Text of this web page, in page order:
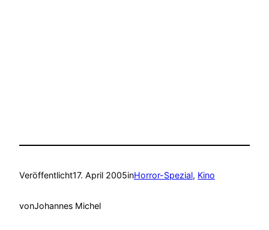
Veröffentlicht17. April 2005inHorror-Spezial, Kino
vonJohannes Michel